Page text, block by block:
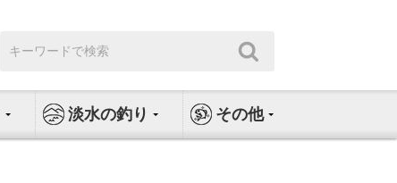
索:
淡水の釣り その他